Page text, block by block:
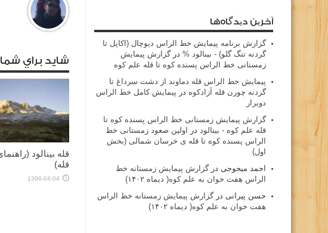
شايد براي
قله بینالود
قله)
1396-04-04
آخرین دیدگاه‌ها
گزارش برنامه پيمايش خط الراس ديوچال (اكاپل تا
گردنه تنگ گلو) - بينالود % درگزارش پیمایش
زمستانی خط الراس پسنده کوه تا قله علم کوه
پيمايش خط الراس قله دماوند از دشت سرداغ تا
گردنه چورن قله آزادكوه در پیمایش کامل خط الراس
دوبرار
گزارش پیمایش زمستانی خط الراس پسنده کوه تا
قله علم کوه - بينالود در
اولین صعود زمستانی خط
الراس پسنده کوه تا قله ی خرسان شمالی (بخش
اول)
احمد میجوجی درگزارش پیمایش زمستانه خط
الراس هفت خوان به علم کوه( دیماه ۱۴۰۲)
حسن پیرانی درگزارش پیمایش زمستانه خط الراس
هفت خوان به علم کوه( دیماه ۱۴۰۲)